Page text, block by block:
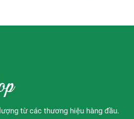
Quốc
từ các thương hiệu hàng đầu.